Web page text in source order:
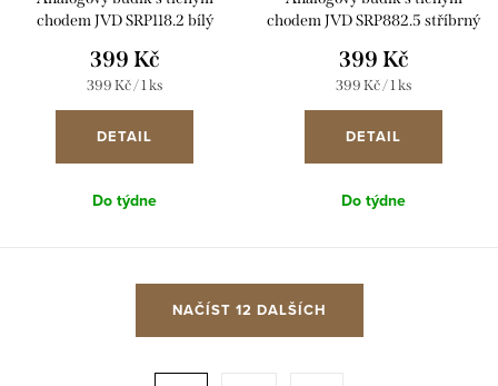
chodem JVD SRP118.2 bílý
399 Kč
Měrná
399 Kč / 1 ks
DETAIL
Do týdne
chodem JVD SRP882.5 stříbrný
399 Kč
Měrná
399 Kč / 1 ks
DETAIL
Do týdne
NAČÍST 12 DALŠÍCH